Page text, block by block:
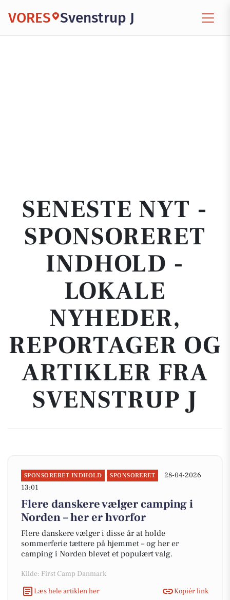
VORES Svenstrup J
SENESTE NYT -
SPONSORERET
INDHOLD -
LOKALE
NYHEDER,
REPORTAGER OG
ARTIKLER FRA
SVENSTRUP J
SPONSORERET INDHOLD SPONSORERET
28-04-2026
13:01
Flere danskere vælger camping i
Norden – her er hvorfor
Flere danskere vælger i disse år at holde
sommerferie tættere på hjemmet – og her er
camping i Norden blevet et populært valg.
Kilde: First Camp Danmark
Læs hele artiklen her
Kopiér link